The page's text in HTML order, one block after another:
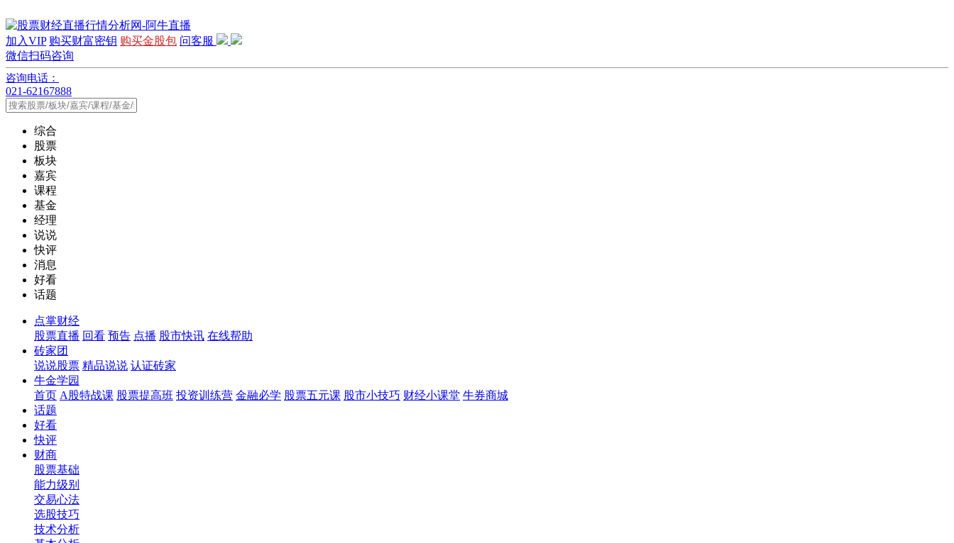
加入VIP 购买财富密钥 购买金股包 问客服
微信扫码咨询
咨询电话：
021-62167888
综合
股票
板块
嘉宾
课程
基金
经理
说说
快评
消息
好看
话题
点掌财经
股票直播 回看 预告 点播 股市快讯 在线帮助
砖家团
说说股票 精品说说 认证砖家
牛金学园
首页 A股特战课 股票提高班 投资训练营 金融必学 股票五元课 股市小技巧 财经小课堂 牛券商城
话题
好看
快评
财商
股票基础
能力级别
交易心法
选股技巧
技术分析